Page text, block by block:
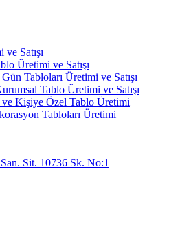
Satışı
Üretimi ve Satışı
Tabloları Üretimi ve Satışı
Tablo Üretimi ve Satışı
ve Kişiye Özel Tablo Üretimi
Tabloları Üretimi
Sit. 10736 Sk. No:1